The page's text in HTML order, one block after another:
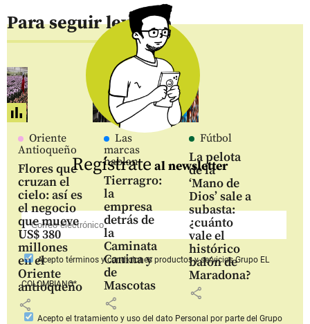
Para seguir leyendo
Oriente
Antioqueño
Flores que
cruzan el
cielo: así es
el negocio
que mueve
US$ 380
millones
en el
Oriente
antioqueño
share
Las
marcas
hablan
Tierragro:
la
empresa
detrás de
la
Caminata
Canina y
de
Mascotas
share
Fútbol
La pelota
de la
‘Mano de
Dios’ sale a
subasta:
¿cuánto
vale el
histórico
balón de
Maradona?
share
Regístrate al newsletter
Aceptotérminos y condiciones productos y serviciosGrupo EL
COLOMBIANO*
Acepto el tratamiento y uso del dato Personal por parte del Grupo